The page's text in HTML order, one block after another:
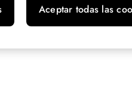
Aceptar todas las